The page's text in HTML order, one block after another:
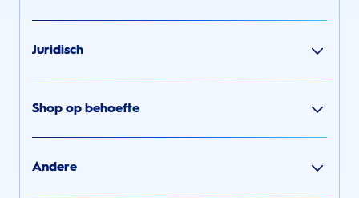
Juridisch
Shop op behoefte
Andere